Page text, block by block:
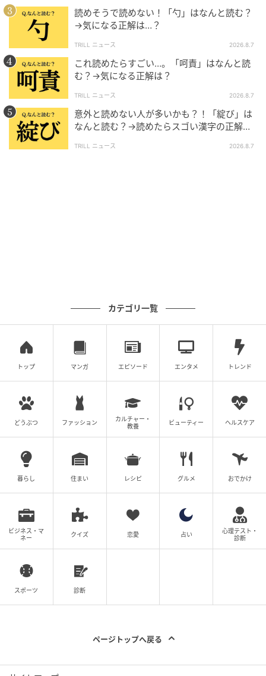
読めそうで読めない！「勺」はなんと読む？
→気になる正解は…？
TRILL ニュース 2026.8.7
これ読めたらすごい…。「呵責」はなんと読
む？→気になる正解は？
TRILL ニュース 2026.8.7
意外と読めない人が多いかも？！「綻び」は
なんと読む？→読めたらスゴい漢字の正解
TRILL ニュース 2026.8.7
カテゴリ一覧
トップ マンガ エピソード エンタメ トレンド
どうぶつ ファッション
カルチャー・
教養
ビューティー ヘルスケア
暮らし 住まい レシピ グルメ おでかけ
ビジネス・マ
ネー
クイズ 恋愛 占い
心理テスト・
診断
スポーツ 診断
ページトップへ戻る